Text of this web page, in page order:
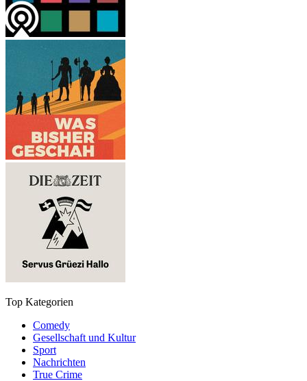
Top Kategorien
Comedy
Gesellschaft und Kultur
Sport
Nachrichten
True Crime